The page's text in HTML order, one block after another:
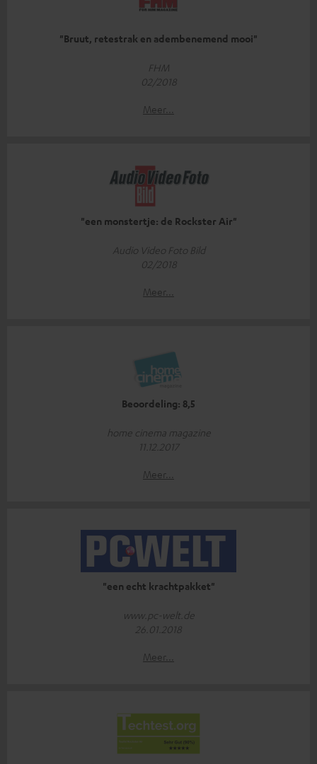
"Bruut, retestrak en adembenemend mooi"
FHM
02/2018
Meer...
"een monstertje: de Rockster Air"
Audio Video Foto Bild
02/2018
Meer...
Beoordeling: 8,5
home cinema magazine
11.12.2017
Meer...
"een echt krachtpakket"
www.pc-welt.de
26.01.2018
Meer...